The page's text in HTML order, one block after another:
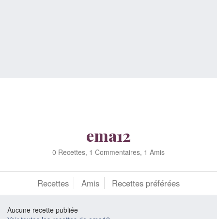
ema12
0 Recettes, 1 Commentaires, 1 Amis
Recettes Amis Recettes préférées
Aucune recette publiée